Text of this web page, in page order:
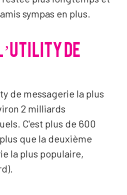
sympas en plus.
DE
de messagerie la plus
2 milliards
C'est plus de 600
que la deuxième
la plus populaire,